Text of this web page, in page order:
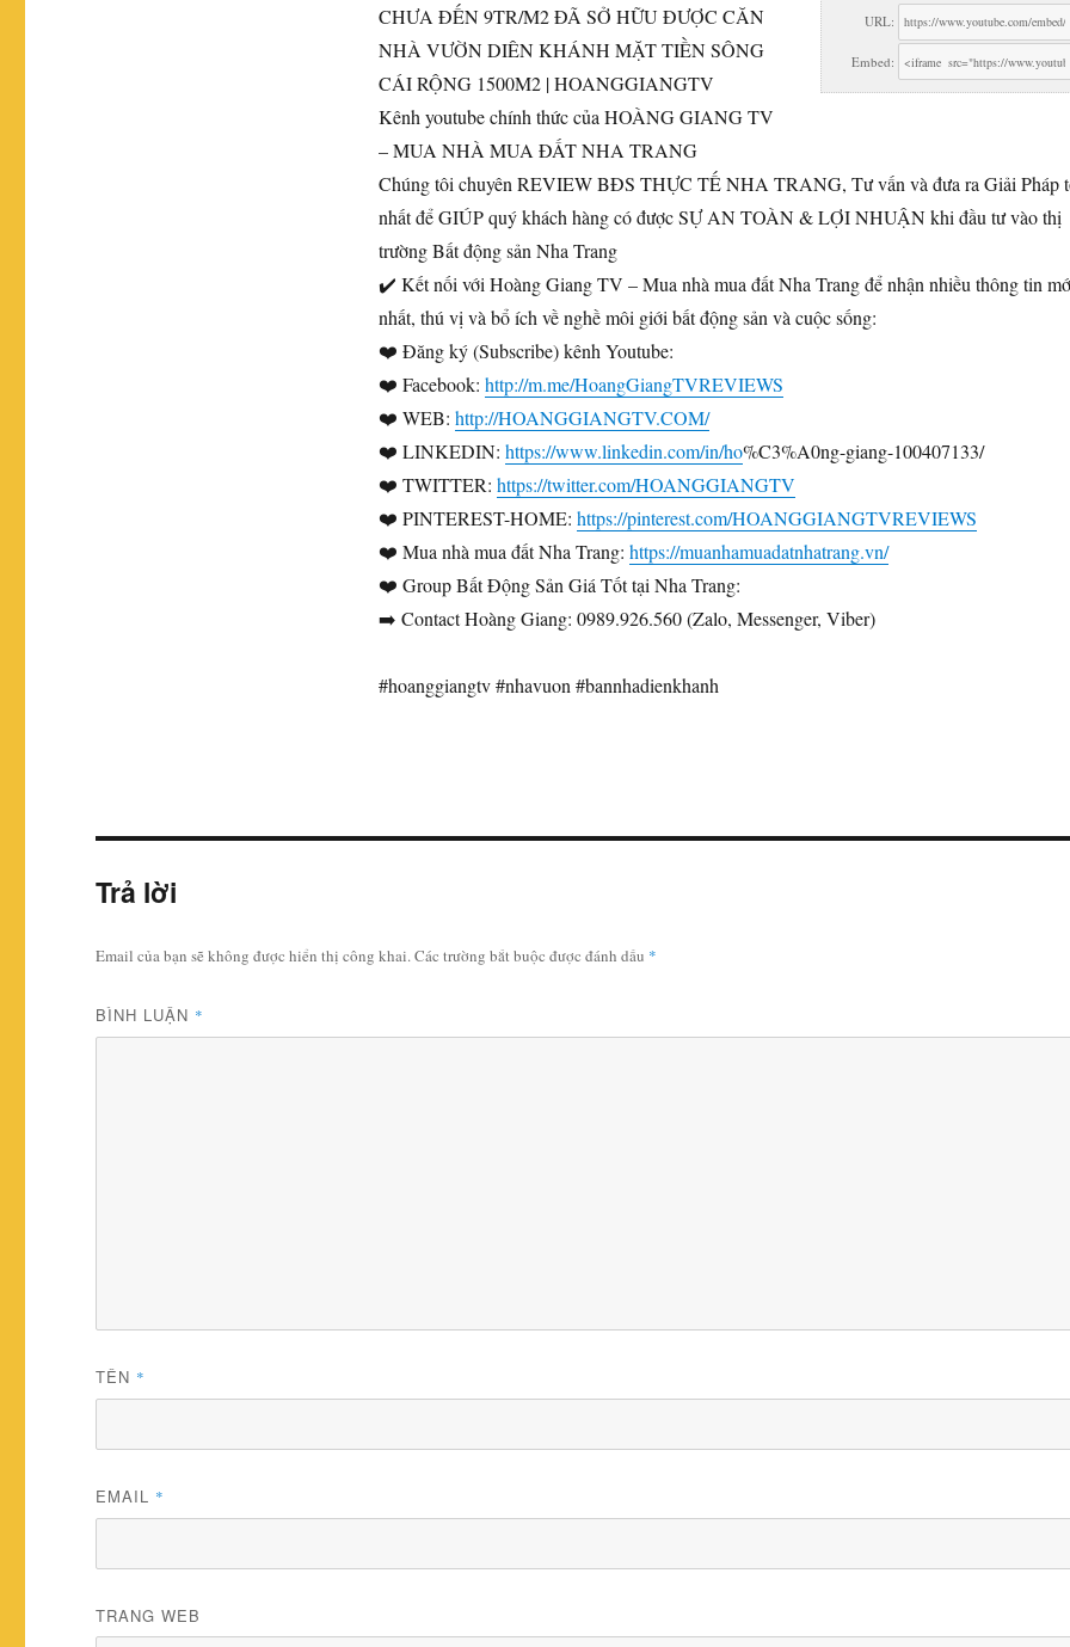
URL:
Embed:
CHƯAĐẾN 9TR/M2 ĐÃ SỞ HỮU ĐƯỢC CĂN
NHÀ VƯỜN DIÊN KHÁNH MẶT TIỀN SÔNG
CÁI RỘNG 1500M2 | HOANGGIANGTV
Kênh youtube chính thức của HOÀNG GIANG TV
– MUA NHÀ MUA ĐẤT NHA TRANG
Chúng tôi chuyên REVIEW BĐS THỰC TẾ NHA TRANG, Tư vấn và đưa ra Giải Pháp
nhất để GIÚP quý khách hàng có được SỰ AN TOÀN & LỢI NHUẬN khi đầu tư vào thị
trường Bất động sản Nha Trang
✔️ Kết nối với Hoàng Giang TV – Mua nhà mua đất Nha Trang để nhận nhiều thông tin
nhất, thú vị và bổ ích về nghề môi giới bất động sản và cuộc sống:
❤️ Đăng ký (Subscribe) kênh Youtube:
❤️ Facebook: http://m.me/HoangGiangTVREVIEWS
❤️ WEB: http://HOANGGIANGTV.COM/
❤️ LINKEDIN: https://www.linkedin.com/in/ho%C3%A0ng-giang-100407133/
❤️ TWITTER: https://twitter.com/HOANGGIANGTV
❤️ PINTEREST-HOME: https://pinterest.com/HOANGGIANGTVREVIEWS
❤️ Mua nhà mua đất Nha Trang: https://muanhamuadatnhatrang.vn/
❤️ Group Bất Động Sản Giá Tốt tại Nha Trang:
➡️ Contact Hoàng Giang: 0989.926.560 (Zalo, Messenger, Viber)
#hoanggiangtv #nhavuon #bannhadienkhanh
Trả lời
Email của bạn sẽ không được hiển thị công khai.Các trường bắt buộc được đánh dấu *
BÌNH LUẬN *
TÊN *
EMAIL *
TRANG WEB